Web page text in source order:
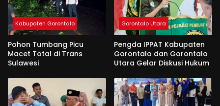
Kabupaten Gorontalo
Pohon Tumbang Picu
Macet Total di Trans
Sulawesi
Gorontalo Utara
Pengda IPPAT Kabupaten
Gorontalo dan Gorontalo
Utara Gelar Diskusi Hukum